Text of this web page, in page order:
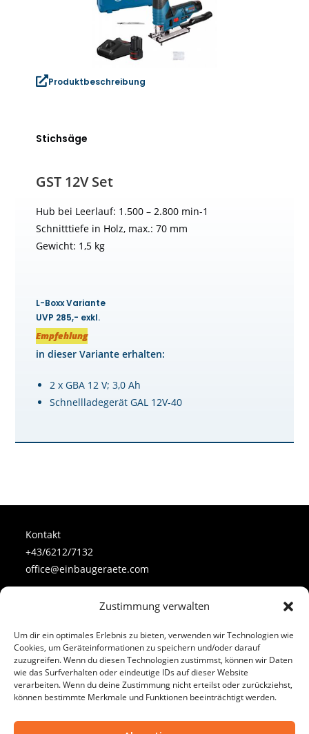
Zustimmung verwalten
Um dir ein optimales Erlebnis zu bieten, verwenden wir Technologien wie
Cookies, um Geräteinformationen zu speichern und/oder darauf
zuzugreifen. Wenn du diesen Technologien zustimmst, können wir Daten
wie das Surfverhalten oder eindeutige IDs auf dieser Website
verarbeiten. Wenn du deine Zustimmung nicht erteilst oder zurückziehst,
können bestimmte Merkmale und Funktionen beeinträchtigt werden.
Produktbeschreibung
Stichsäge
GST 12V Set
Hub bei Leerlauf: 1.500 – 2.800 min-1
Schnitttiefe in Holz, max.: 70 mm
Gewicht: 1,5 kg
L-Boxx Variante
UVP 285,- exkl.
Empfehlung
in dieser Variante erhalten:
2 x GBA 12 V; 3,0 Ah
Schnellladegerät GAL 12V-40
Kontakt
+43/6212/7132
office@einbaugeraete.com
Datenschutz